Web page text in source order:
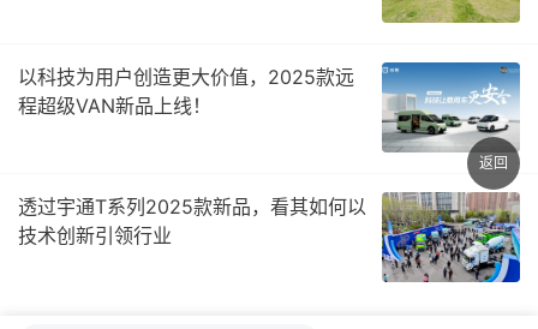
以科技为用户创造更大价值，2025款远
程超级VAN新品上线！
透过宇通T系列2025款新品，看其如何以
技术创新引领行业
返回